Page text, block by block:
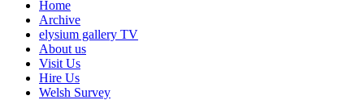
Home
Archive
elysium gallery TV
About us
Visit Us
Hire Us
Welsh Survey